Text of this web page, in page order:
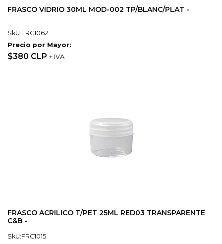
FRASCO VIDRIO 30ML MOD-002 TP/BLANC/PLAT -
SkU:FRC1062
Precio por Mayor:
$380 CLP + IVA
FRASCO ACRILICO T/PET 25ML RED03 TRANSPARENTE
C&B -
SkU:FRC1015